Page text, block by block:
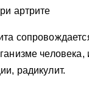
артрите
человека,
радикулит.